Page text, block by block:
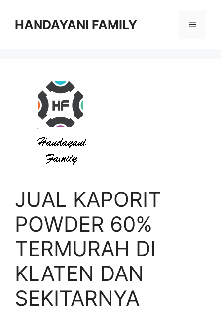
HANDAYANI FAMILY Menu
JUAL KAPORIT
POWDER 60%
TERMURAH DI
KLATEN DAN
SEKITARNYA